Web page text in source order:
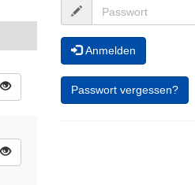
Anmelden
Passwort vergessen?